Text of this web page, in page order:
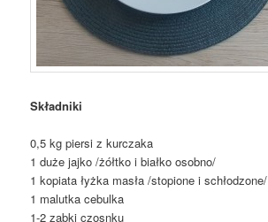
Składniki
0,5 kg piersi z kurczaka
1 duże jajko /żółtko i białko osobno/
1 kopiata łyżka masła /stopione i schłodzone/
1 malutka cebulka
1-2 ząbki czosnku